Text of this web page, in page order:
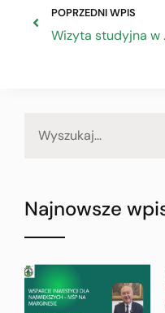
POPRZEDNI WPIS
Wizyta
Najnowsze